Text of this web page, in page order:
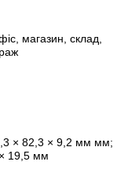
магазин, склад,
× 82,3 × 9,2 мм мм;
19,5 мм